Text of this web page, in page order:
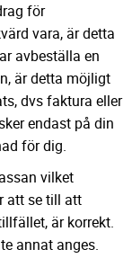
för
vara, är detta
avbeställa en
är detta möjligt
dvs faktura eller
endast på din
för dig.
vilket
att se till att
är korrekt.
annat anges.